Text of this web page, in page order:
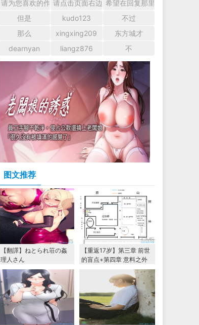
请为您喜欢的作者加油吧！ 认真回复交流
请点击页面右边的小手图标支持楼主。
希望在回复那里留下您的
但是
kudo123
不过
那么
xingxing209
东方城才
dearnyan
liangz876 不
图文推荐
【翻譯】ねとられ荘の姦
理人さん
【重返17岁】第三章 前世
的盲点+第四章 意料之外
的相认+番外篇（本文为女
主第一视角，两万字更